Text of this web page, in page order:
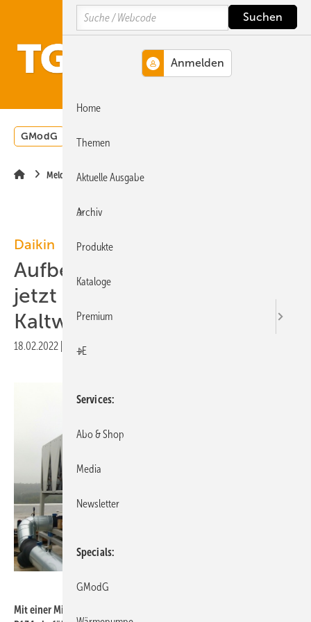
Hauptinhalt
Hauptmenü
SiteSearch
GModG Wärmepumpe
Meldungen
Daikin
Aufbereitetes Kältemittel
jetzt auch in
Kaltwassersätzen
18.02.2022 Druckvorschau
Mit einer Mischung aus rückgewonnenem und neuem Kältemittel
Search
Home
Themen
Aktuelle Ausgabe
Archiv
Produkte
Kataloge
Premium
+E
Services
Abo & Shop
Media
Newsletter
Specials
GModG